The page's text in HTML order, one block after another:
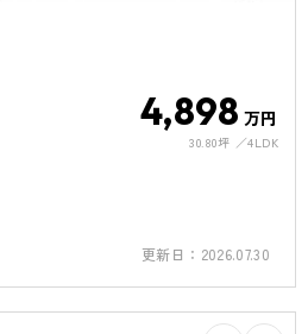
4,898 万円
30.80坪 4LDK
更新日： 2026.07.30